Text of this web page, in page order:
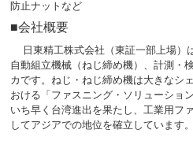
防止ナットなど
■会社概要
日東精工株式会社（東証一部上場
自動組立機械（ねじ締め機）、計測・
カです。ねじ・ねじ締め機は大きなシ
おける「ファスニング・ソリューショ
いち早く台湾進出を果たし、工業用フ
してアジアでの地位を確立しています。